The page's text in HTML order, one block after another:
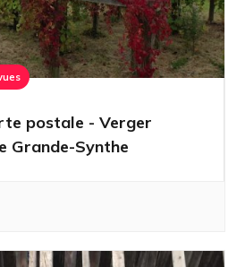
postale - Verger
Grande-Synthe